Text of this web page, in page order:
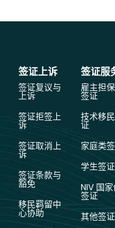
签证上诉
签证复议与
上诉
签证拒签上
诉
签证取消上
诉
签证条款与
豁免
移民羁留中
心协助
签证服
雇主担
签证
技术移
证
家庭类
学生签证
NIV 国
签证
其他签证